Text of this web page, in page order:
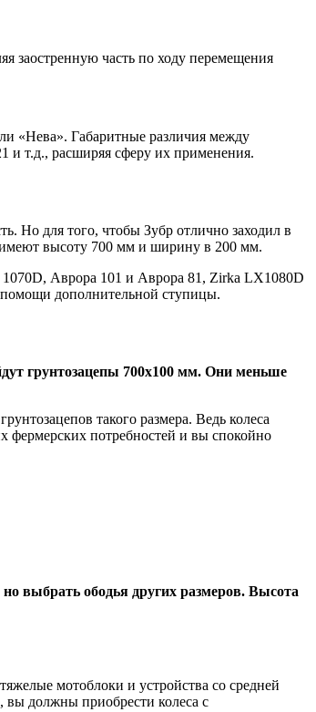
заостренную часть по ходу перемещения
«Нева». Габаритные различия между
и т.д., расширяя сферу их применения.
Но для того, чтобы Зубр отлично заходил в
имеют высоту 700 мм и ширину в 200 мм.
1070D, Аврора 101 и Аврора 81, Zirka LX1080D
дополнительной ступицы.
грунтозацепы 700х100 мм. Они меньше
такого размера. Ведь колеса
фермерских потребностей и вы спокойно
выбрать ободья других размеров. Высота
мотоблоки и устройства со средней
вы должны приобрести колеса с